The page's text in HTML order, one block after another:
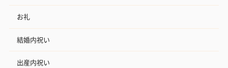
お礼
結婚内祝い
出産内祝い